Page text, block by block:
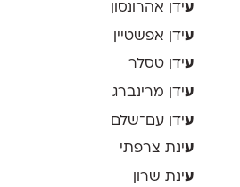
עידן אהרונסון
עידן אפשטיין
עידן טסלר
עידן מרינברג
עידן עם־שלם
עינת צרפתי
עינת שרון